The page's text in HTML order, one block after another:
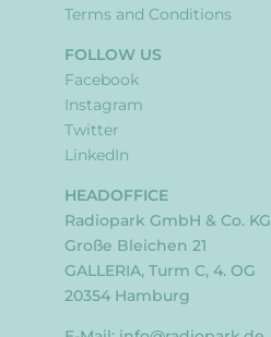
Terms and Conditions
FOLLOW US
Facebook
Instagram
Twitter
LinkedIn
HEADOFFICE
Radiopark GmbH & Co. KG
Große Bleichen 21
GALLERIA, Turm C, 4. OG
20354 Hamburg